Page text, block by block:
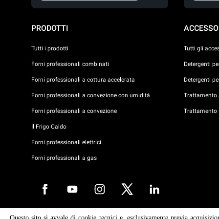
PRODOTTI
Tutti i prodotti
Forni professionali combinati
Forni professionali a cottura accelerata
Forni professionali a convezione con umidità
Forni professionali a convezione
Il Frigo Caldo
Forni professionali elettrici
Forni professionali a gas
Tutti gli
Detergenti
Detergenti
Trattamento
Trattamento